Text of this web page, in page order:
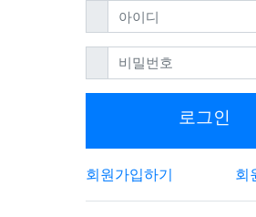
아이디필수
비밀번호필수
로그인
회원가입하기 회